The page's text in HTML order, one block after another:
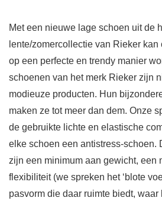
Met een nieuwe lage schoen uit de
lente/zomercollectie van Rieker
op een perfecte en trendy manier
schoenen van het merk Rieker zijn
modieuze producten. Hun
maken ze tot meer dan dem. Onze
de gebruikte lichte en elastische
elke schoen een antistress-schoen.
zijn een minimum aan gewicht, een
flexibiliteit (we spreken het ‘blote
pasvorm die daar ruimte biedt,